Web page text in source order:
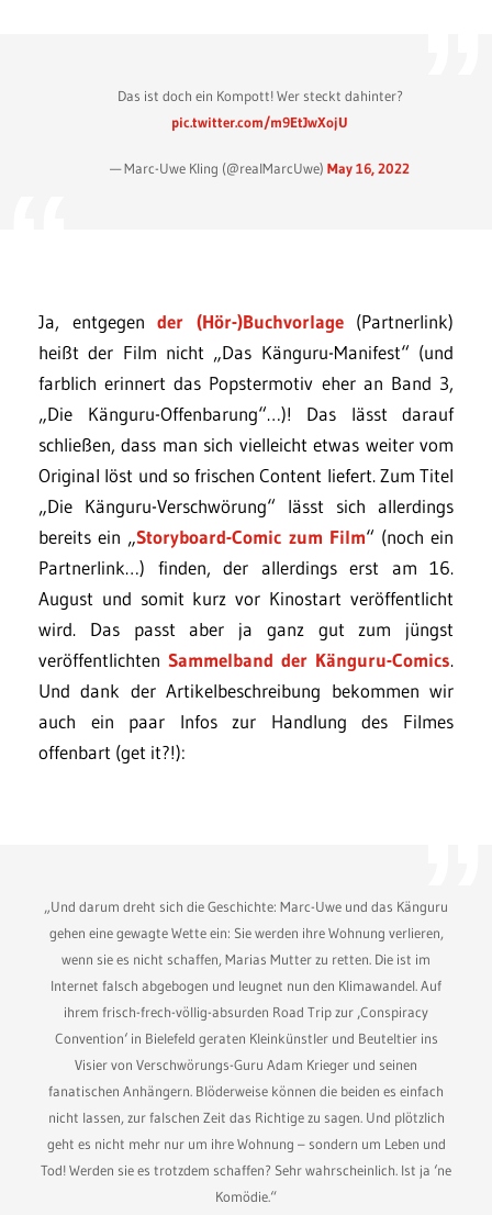
Das ist doch ein Kompott! Wer steckt dahinter?
pic.twitter.com/m9EtJwXojU
— Marc-Uwe Kling (@realMarcUwe)May 16, 2022
Ja, entgegen der (Hör-)Buchvorlage(Partnerlink)
heißt der Film nicht „Das Känguru-Manifest“ (und
farblich erinnert das Popstermotiv eher an Band 3,
„Die Känguru-Offenbarung“…)! Das lässt darauf
schließen, dass man sich vielleicht etwas weiter vom
Original löst und so frischen Content liefert. Zum Titel
„Die Känguru-Verschwörung“ lässt sich allerdings
bereits ein „Storyboard-Comic zum Film“ (noch ein
Partnerlink…) finden, der allerdings erst am 16.
August und somit kurz vor Kinostart veröffentlicht
wird. Das passt aber ja ganz gut zum jüngst
veröffentlichten Sammelband der Känguru-Comics.
Und dank der Artikelbeschreibung bekommen wir
auch ein paar Infos zur Handlung des Filmes
offenbart (get it?!):
„Und darum dreht sich die Geschichte: Marc-Uwe und das Känguru
gehen eine gewagte Wette ein: Sie werden ihre Wohnung verlieren,
wenn sie es nicht schaffen, Marias Mutter zu retten. Die ist im
Internet falsch abgebogen und leugnet nun den Klimawandel. Auf
ihrem frisch-frech-völlig-absurden Road Trip zur ‚Conspiracy
Convention‘ in Bielefeld geraten Kleinkünstler und Beuteltier ins
Visier von Verschwörungs-Guru Adam Krieger und seinen
fanatischen Anhängern. Blöderweise können die beiden es einfach
nicht lassen, zur falschen Zeit das Richtige zu sagen. Und plötzlich
geht es nicht mehr nur um ihre Wohnung – sondern um Leben und
Tod! Werden sie es trotzdem schaffen? Sehr wahrscheinlich. Ist ja ‘ne
Komödie.“